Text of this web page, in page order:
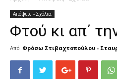
Απόψεις - Σχόλια
Φτού κι απ΄
Από Φρόσω Στιβαχτοπούλου -